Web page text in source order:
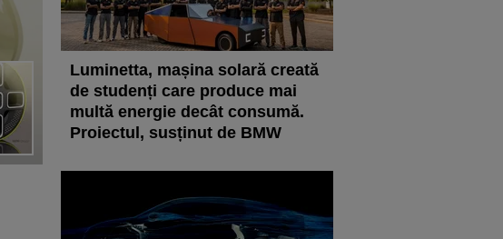
Luminetta, mașina solară creată
de studenți care produce mai
multă energie decât consumă.
Proiectul, susținut de BMW